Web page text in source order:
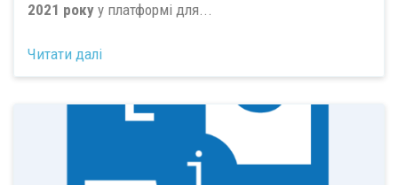
2021 року у платформі для...
Читати далі